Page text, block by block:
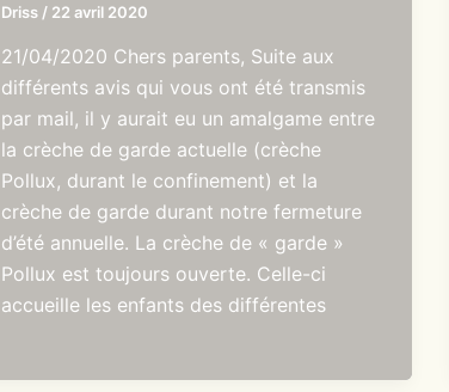
Driss / 22 avril 2020
21/04/2020 Chers parents, Suite aux
différents avis qui vous ont été transmis
par mail, il y aurait eu un amalgame entre
la crèche de garde actuelle (crèche
Pollux, durant le confinement) et la
crèche de garde durant notre fermeture
d’été annuelle. La crèche de « garde »
Pollux est toujours ouverte. Celle-ci
accueille les enfants des différentes